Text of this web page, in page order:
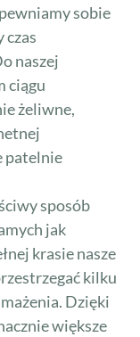
sobie
czas
naszej
ciągu
żeliwne,
patelnie
sposób
jak
krasie nasze
kilku
Dzięki
większe